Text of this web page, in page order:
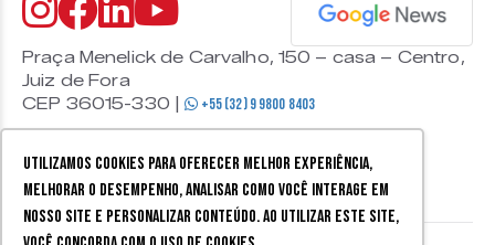
Utilizamos cookies para oferecer melhor experiência,
melhorar o desempenho, analisar como você interage em
nosso site e personalizar conteúdo. Ao utilizar este site,
Praça Menelick de Carvalho, 150 – casa – Centro,
Juiz de Fora
CEP 36015-330 |
+55 (32) 9 9800 8403